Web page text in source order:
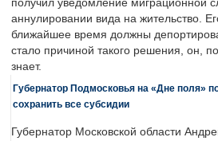
получил уведомление миграционной
аннулировании вида на жительство.
ближайшее время должны
стало причиной такого решения, он,
знает.
Губернатор Подмосковья на «Дне поля»
сохранить все субсидии
Губернатор Московской области